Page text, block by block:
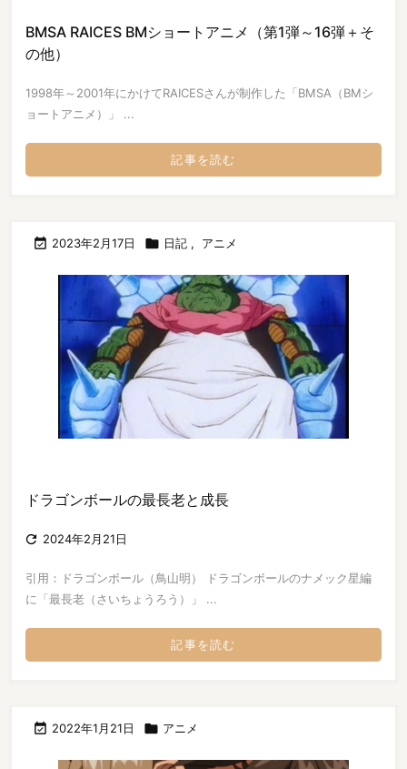
BMSA RAICES BMショートアニメ（第1弾～16弾＋そ
の他）
1998年～2001年にかけてRAICESさんが制作した「BMSA（BMシ
ョートアニメ）」 ...
記事を読む
 2023年2月17日  日記 , アニメ
ドラゴンボールの最長老と成長
 2024年2月21日
引用：ドラゴンボール（鳥山明） ドラゴンボールのナメック星編
に「最長老（さいちょうろう）」 ...
記事を読む
 2022年1月21日  アニメ